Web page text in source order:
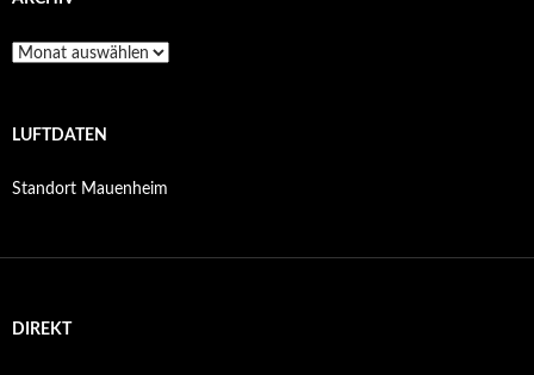
Archiv
LUFTDATEN
Standort Mauenheim
DIREKT